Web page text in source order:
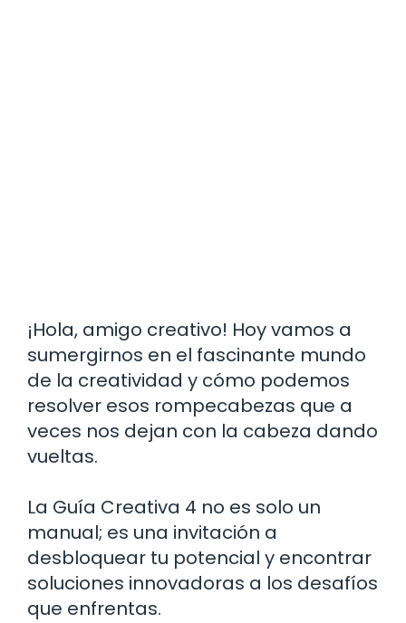
¡Hola, amigo creativo! Hoy vamos a
sumergirnos en el fascinante mundo
de la creatividad y cómo podemos
resolver esos rompecabezas que a
veces nos dejan con la cabeza dando
vueltas.
La Guía Creativa 4 no es solo un
manual; es una invitación a
desbloquear tu potencial y encontrar
soluciones innovadoras a los desafíos
que enfrentas.